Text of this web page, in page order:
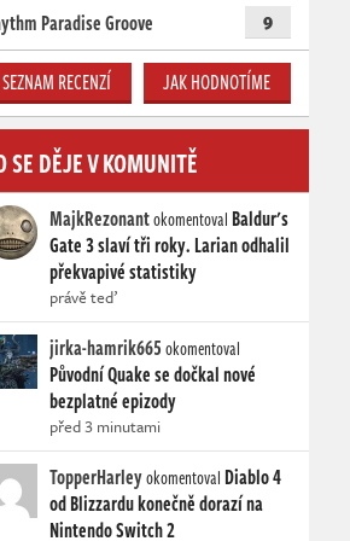
Paradise Groove 9
SEZNAM RECENZÍ JAK HODNOTÍME
SE DĚJE V KOMUNITĚ
MajkRezonantokomentoval Baldur's
Gate 3 slaví tři roky. Larian odhalil
překvapivé statistiky
právě teď
jirka-hamrik665okomentoval
Původní Quake se dočkal nové
bezplatné epizody
před 3 minutami
TopperHarleyokomentoval Diablo 4
od Blizzardu konečně dorazí na
Nintendo Switch 2